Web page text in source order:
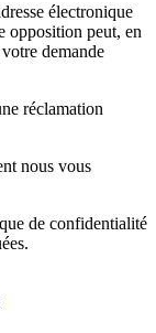
électronique
opposition peut, en
demande
réclamation
nous vous
de confidentialité